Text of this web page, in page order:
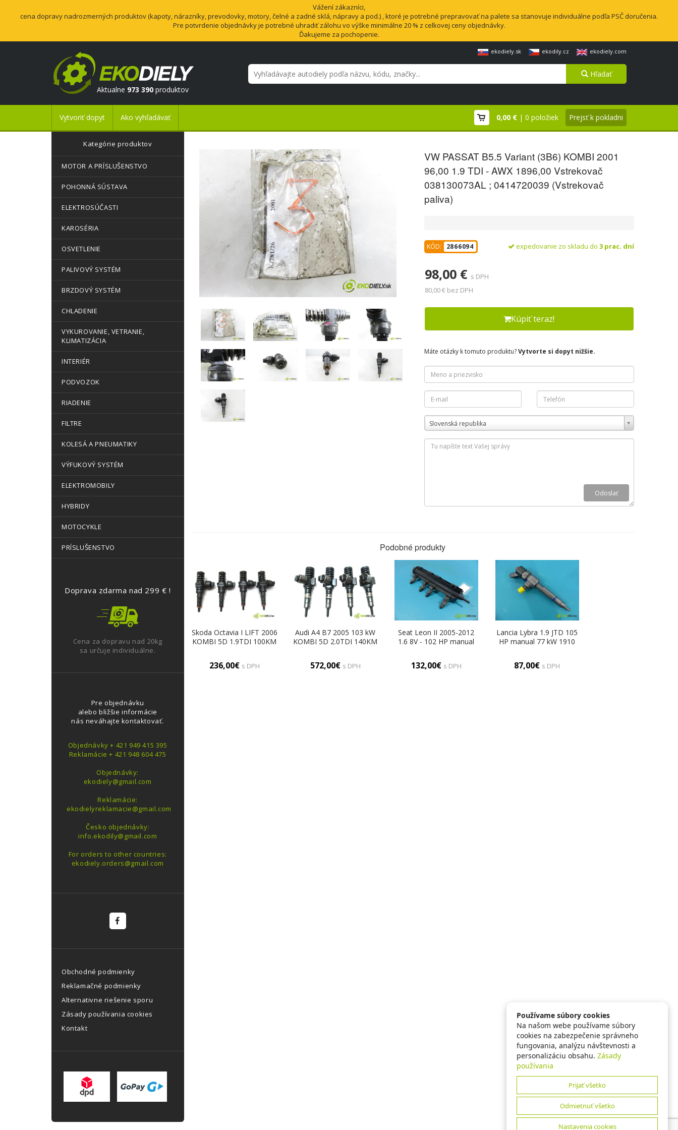
Vážení zákazníci,
cena dopravy nadrozmerných produktov (kapoty, nárazníky, prevodovky, motory, čelné a zadné sklá, nápravy a pod.) , ktoré je potrebné prepravovať na palete sa stanovuje individuálne podľa PSČ doručenia.
Pre potvrdenie objednávky je potrebné uhradiť zálohu vo výške minimálne 20 % z celkovej ceny objednávky.
Ďakujeme za pochopenie.
ekodiely.sk ekodily.cz ekodiely.com
Aktualne 973 390 produktov
Hľadať
Vytvoriť dopyt Ako vyhľadávať 0,00 € | 0 položiek Prejsť k pokladni
Kategórie produktov
MOTOR A PRÍSLUŠENSTVO
POHONNÁ SÚSTAVA
ELEKTROSÚČASTI
KAROSÉRIA
OSVETLENIE
PALIVOVÝ SYSTÉM
BRZDOVÝ SYSTÉM
CHLADENIE
VYKUROVANIE, VETRANIE,
KLIMATIZÁCIA
INTERIÉR
PODVOZOK
RIADENIE
FILTRE
KOLESÁ A PNEUMATIKY
VÝFUKOVÝ SYSTÉM
ELEKTROMOBILY
HYBRIDY
MOTOCYKLE
PRÍSLUŠENSTVO
Doprava zdarma nad 299 € !
Cena za dopravu nad 20kg
sa určuje individuálne.
Pre objednávku
alebo bližšie informácie
nás neváhajte kontaktovať.
Objednávky + 421 949 415 395
Reklamácie + 421 948 604 475
Objednávky:
ekodiely@gmail.com
Reklamácie:
ekodielyreklamacie@gmail.com
Česko objednávky:
info.ekodily@gmail.com
For orders to other countries:
ekodiely.orders@gmail.com
Obchodné podmienky
Reklamačné podmienky
Alternativne riešenie sporu
Zásady používania cookies
Kontakt
VW PASSAT B5.5 Variant (3B6) KOMBI 2001
96,00 1.9 TDI - AWX 1896,00 Vstrekovač
038130073AL ; 0414720039 (Vstrekovač
paliva)
KÓD: 2866094 expedovanie zo skladu do 3 prac. dní
98,00 € s DPH
80,00 € bez DPH
Kúpiť teraz!
Máte otázky k tomuto produktu?Vytvorte si dopyt nižšie.
Slovenská republika
Podobné produkty
Skoda Octavia I LIFT 2006
KOMBI 5D 1.9TDI 100KM
038130073AG
236,00€ s DPH
Audi A4 B7 2005 103 kW
KOMBI 5D 2.0TDI 140KM
(Vstrekovače)
572,00€ s DPH
Seat Leon II 2005-2012
1.6 8V - 102 HP manual
(Vstrekovače)
132,00€ s DPH
Lancia Lybra 1.9 JTD 105
HP manual 77 kW 1910
(Vstrekovače)
87,00€ s DPH
Používame súbory cookies
Na našom webe používame súbory
cookies na zabezpečenie správneho
fungovania, analýzu návštevnosti a
personalizáciu obsahu. Zásady
používania
Prijať všetko
Odmietnuť všetko
Nastavenia cookies